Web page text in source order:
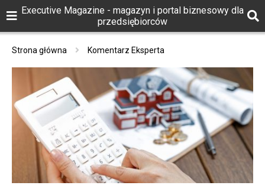
Executive Magazine - magazyn i portal biznesowy dla
przedsiębiorców
Strona główna Komentarz Eksperta